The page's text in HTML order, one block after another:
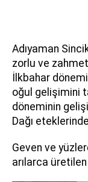
Adıyaman
zorlu ve
İlkbahar
oğul gelişimini
döneminin
Dağı
Geven ve
arılarca üretilen